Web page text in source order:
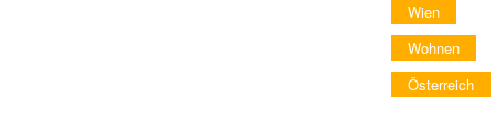
Wien
Wohnen
Österreich